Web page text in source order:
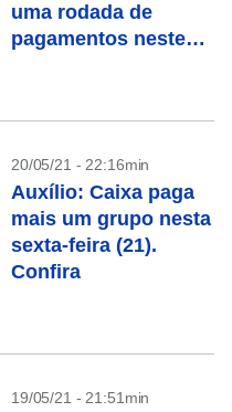
uma rodada de
pagamentos neste
20/05/21 - 22:16min
Auxílio: Caixa paga
mais um grupo nesta
sexta-feira (21).
Confira
19/05/21 - 21:51min